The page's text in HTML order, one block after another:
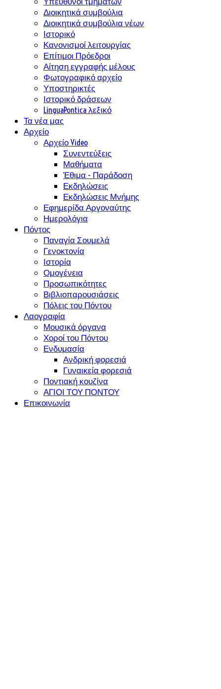
Διοικητικά συμβούλια
Διοικητικά συμβούλια νέων
Ιστορικό
Κανονισμοί λειτουργίας
Επίτιμοι Πρόεδροι
Αίτηση εγγραφής μέλους
Φωτογραφικό αρχείο
Υποστηρικτές
Ιστορικό δράσεων
LinguaPontica λεξικό
Τα νέα μας
Αρχείο
Αρχείο Video
Συνεντεύξεις
Μαθήματα
Έθιμα - Παράδοση
Εκδηλώσεις
Εκδηλώσεις Μνήμης
Εφημερίδα Αργοναύτης
Ημερολόγια
Πόντος
Παναγία Σουμελά
Γενοκτονία
Ιστορία
Ομογένεια
Προσωπικότητες
Βιβλιοπαρουσιάσεις
Πόλεις του Πόντου
Λαογραφία
Μουσικά όργανα
Χοροί του Πόντου
Ενδυμασία
Ανδρική φορεσιά
Γυναικεία φορεσιά
Ποντιακή κουζίνα
ΑΓΙΟΙ ΤΟΥ ΠΟΝΤΟΥ
Επικοινωνία